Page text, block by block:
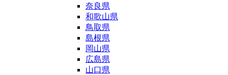
奈良県
和歌山県
鳥取県
島根県
岡山県
広島県
山口県